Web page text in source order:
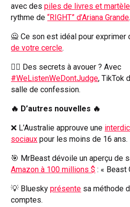
avec despiles de livres et
rythme de“RIGHT” d’Ariana Grande.
🙅 Ce son est idéal pour
de votre cercle.
🧑‍⚖️ Des secrets à avouer ? Avec
#WeListenWeDontJudge, TikTok
salle de confession.
🔥 D’autres nouvelles 🔥
❌ L’Australie approuve une
sociaux pour les moins de 16 ans.
🎯 MrBeast dévoile un aperçu de
Amazon à 100 millions $ : « Beast
💡 Blueskyprésente sa méthode
comptes.